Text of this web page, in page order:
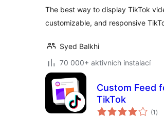
The best way to display TikTok
customizable, and responsive
Syed Balkhi
70 000+ aktivních instalací
Custom Feed
TikTok
(1 )